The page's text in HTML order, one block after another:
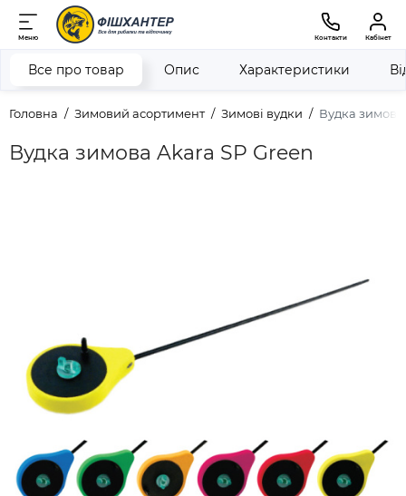
Меню Контакти Кабінет
Головна Зимовий асортимент Зимові вудки Вудка зимова
Вудка зимова Akara SP Green
Все про товар Опис Характеристики